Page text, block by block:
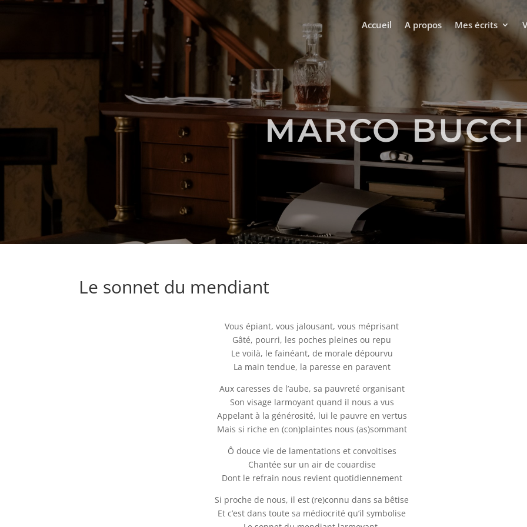
Accueil A propos Mes écrits
MARCO BUCCI
Le sonnet du mendiant
Vous épiant, vous jalousant, vous méprisant
Gâté, pourri, les poches pleines ou repu
Le voilà, le fainéant, de morale dépourvu
La main tendue, la paresse en paravent
Aux caresses de l’aube, sa pauvreté organisant
Son visage larmoyant quand il nous a vus
Appelant à la générosité, lui le pauvre en vertus
Mais si riche en (con)plaintes nous (as)sommant
Ô douce vie de lamentations et convoitises
Chantée sur un air de couardise
Dont le refrain nous revient quotidiennement
Si proche de nous, il est (re)connu dans sa bêtise
Et c’est dans toute sa médiocrité qu’il symbolise